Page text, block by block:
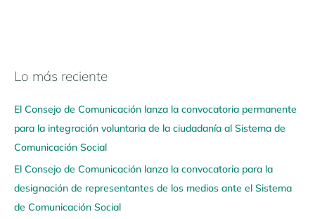
Lo más reciente
El Consejo de Comunicación lanza la convocatoria permanente
para la integración voluntaria de la ciudadanía al Sistema de
Comunicación Social
El Consejo de Comunicación lanza la convocatoria para la
designación de representantes de los medios ante el Sistema
de Comunicación Social
N
v
e
g
a
a
q